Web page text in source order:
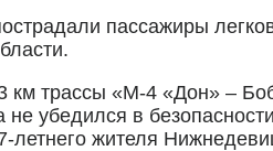
пассажиры
трассы «М-4 «Дон» –
убедился в
жителя